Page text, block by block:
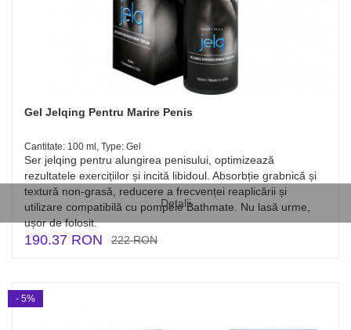
Detalii
Gel Jelqing Pentru Marire Penis
Cantitate: 100 ml, Type: Gel
Ser jelqing pentru alungirea penisului, optimizează
rezultatele exercițiilor și incită libidoul. Absorbție grabnică și
textură non-grasă, reducere a frecvenței reaplicării și
utilizare compatibilă cu pompele Bathmate. Nu lasă urme,
ușor de folosit.
190.37 RON 222 RON
- 5%